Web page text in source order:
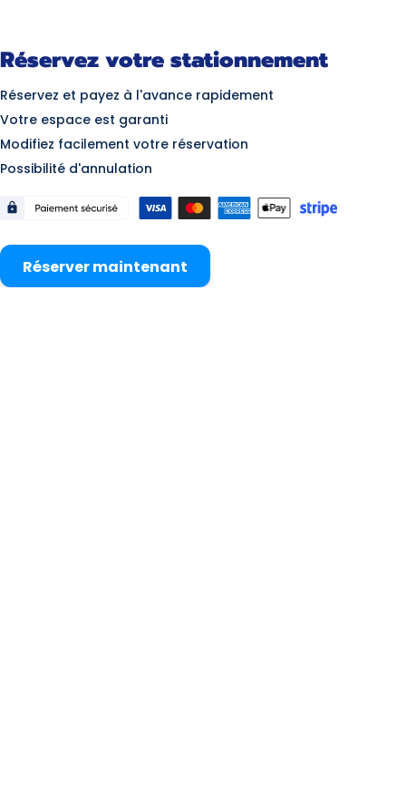
Réservez votre stationnement
Réservez et payez à l'avance rapidement
Votre espace est garanti
Modifiez facilement votre réservation
Possibilité d'annulation
Réserver maintenant